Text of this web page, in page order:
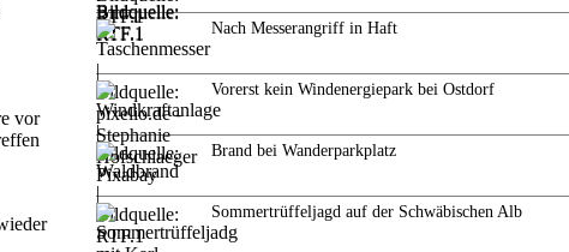
vor
Nach Messerangriff in Haft
Vorerst kein Windenergiepark bei Ostdorf
Brand bei Wanderparkplatz
Sommertrüffeljagd auf der Schwäbischen Alb